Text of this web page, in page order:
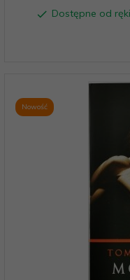
Dostępne od
Nowość